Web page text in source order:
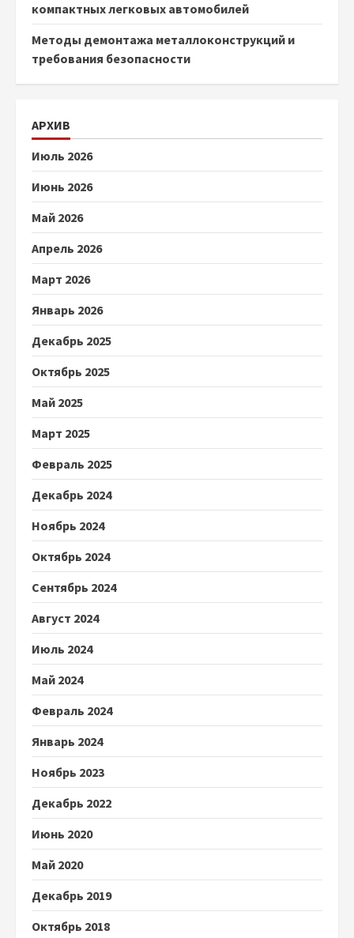
компактных легковых автомобилей
Методы демонтажа металлоконструкций и
требования безопасности
АРХИВ
Июль 2026
Июнь 2026
Май 2026
Апрель 2026
Март 2026
Январь 2026
Декабрь 2025
Октябрь 2025
Май 2025
Март 2025
Февраль 2025
Декабрь 2024
Ноябрь 2024
Октябрь 2024
Сентябрь 2024
Август 2024
Июль 2024
Май 2024
Февраль 2024
Январь 2024
Ноябрь 2023
Декабрь 2022
Июнь 2020
Май 2020
Декабрь 2019
Октябрь 2018